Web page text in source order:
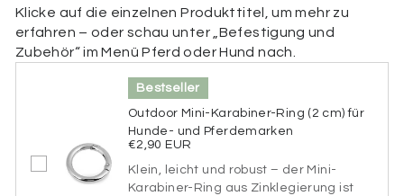
Beschriftung der Rückseite
Hier kannst du die Rückseite deiner Marke
Adresse, einen Hinweis (z. B. „Ich bin gechipt“), deine
Tasso-Nummer oder spezielle medizinische Infos (z.
B. „Diabetiker“, „allergisch gegen bestimmte
Medikamente“) hinzu. Wenn du die Rückseite nicht
personalisieren möchtest, kannst du dieses Feld
einfach überspringen.
Klicke auf die einzelnen Produkttitel, um mehr zu
erfahren – oder schau unter „Befestigung und
Zubehör“ im Menü Pferd oder Hund nach.
Bestseller
Outdoor Mini-Karabiner-Ring (2 cm) für
Hunde- und Pferdemarken
€2,90 EUR
Klein, leicht und robust – der Mini-
Karabiner-Ring aus Zinklegierung ist